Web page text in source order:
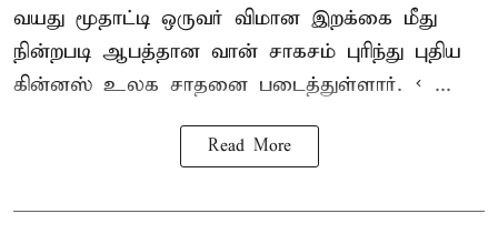
வயது மூதாட்டி ஒருவர் விமான இறக்கை மீது
நின்றபடி ஆபத்தான வான் சாகசம் புரிந்து புதிய
கின்னஸ் உலக சாதனை படைத்துள்ளார். < ...
Read More